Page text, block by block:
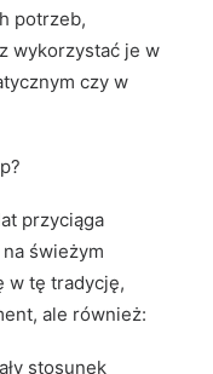
potrzeb,
wykorzystać je w
czy w
przyciąga
świeżym
w tę tradycję,
ale również:
stosunek